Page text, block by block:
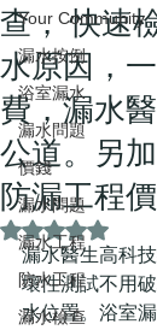
Your Community
漏水按例
浴室漏水
漏水問題
價錢
漏水問題
漏水工程
防水工程
漏水檢查
查， 快速
水原因，
費，漏水
公道。另
防漏工程
評等為 NaN
漏水醫生高科
壞性測試不用
水位置。浴室